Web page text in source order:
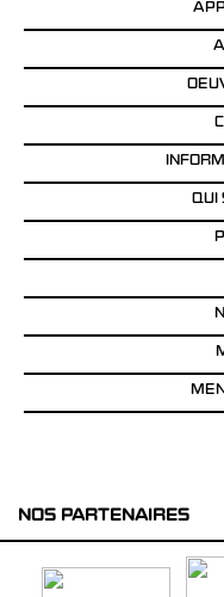
QUI
NOS PARTENAIRES